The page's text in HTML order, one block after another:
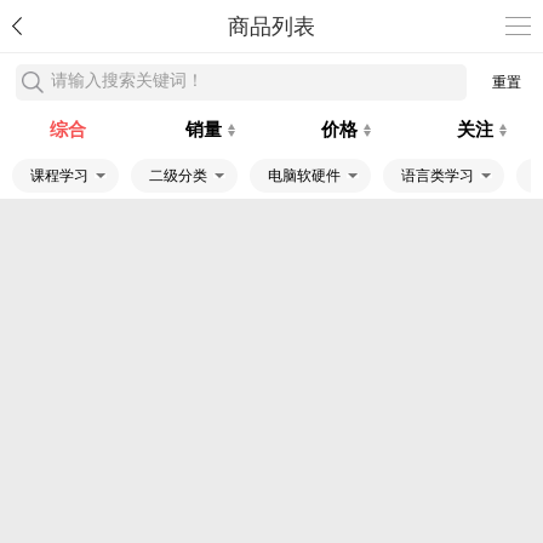
商品列表
请输入搜索关键词！ 重置
综合 销量 价格 关注
课程学习 二级分类 电脑软硬件 语言类学习